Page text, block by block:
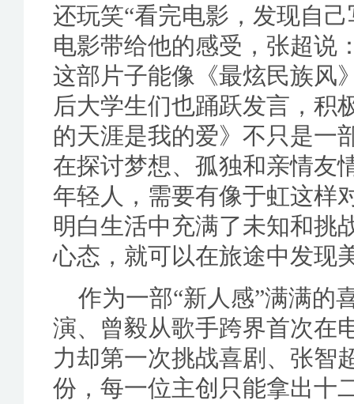
还玩笑“看完电影，发现自
电影带给他的感受，张超说
这部片子能像《最炫民族风
后大学生们也踊跃发言，积
的天涯是我的爱》不只是一
在探讨梦想、孤独和亲情友
年轻人，需要有像于虹这样
明白生活中充满了未知和挑
心态，就可以在旅途中发现
作为一部“新人感”满满的
演、曾毅从歌手跨界首次在
力却第一次挑战喜剧、张智
份，每一位主创只能拿出十